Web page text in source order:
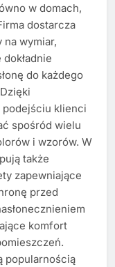
w domach,
dostarcza
wymiar,
do każdego
klienci
spośród wielu
i wzorów. W
także
zapewniające
przed
komfort
popularnością